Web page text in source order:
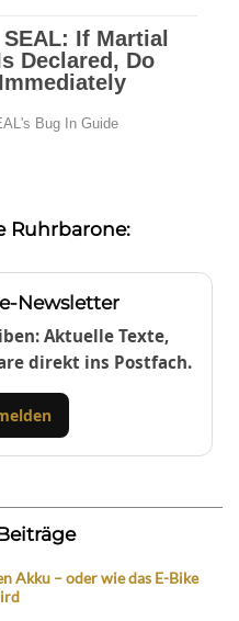
Ruhrbarone:
Newsletter
Aktuelle Texte,
direkt ins Postfach.
Akku – oder wie das E-Bike